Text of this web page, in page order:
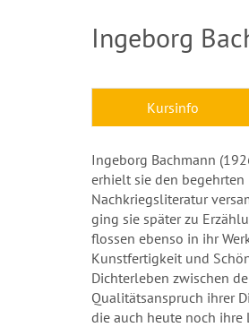
Ingeborg
Kursinfo
Ingeborg Bachmann
erhielt sie den begehrten
Nachkriegsliteratur
ging sie später zu
flossen ebenso in ihr
Kunstfertigkeit und
Dichterleben zwischen
Qualitätsanspruch ihrer
die auch heute noch ihre